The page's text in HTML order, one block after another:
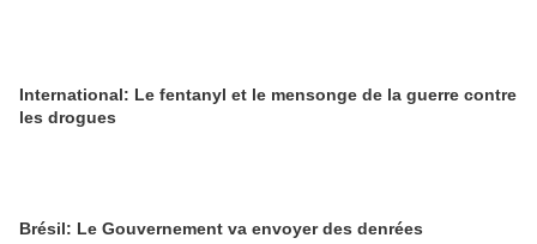
International: Le fentanyl et le mensonge de la guerre contre
les drogues
Brésil: Le Gouvernement va envoyer des denrées